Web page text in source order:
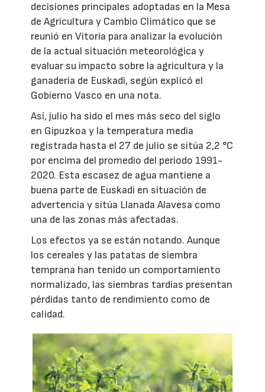
decisiones principales adoptadas en la Mesa
de Agricultura y Cambio Climático que se
reunió en Vitoria para analizar la evolución
de la actual situación meteorológica y
evaluar su impacto sobre la agricultura y la
ganadería de Euskadi, según explicó el
Gobierno Vasco en una nota.
Así, julio ha sido el mes más seco del siglo
en Gipuzkoa y la temperatura media
registrada hasta el 27 de julio se sitúa 2,2 °C
por encima del promedio del periodo 1991-
2020. Esta escasez de agua mantiene a
buena parte de Euskadi en situación de
advertencia y sitúa Llanada Alavesa como
una de las zonas más afectadas.
Los efectos ya se están notando. Aunque
los cereales y las patatas de siembra
temprana han tenido un comportamiento
normalizado, las siembras tardías presentan
pérdidas tanto de rendimiento como de
calidad.